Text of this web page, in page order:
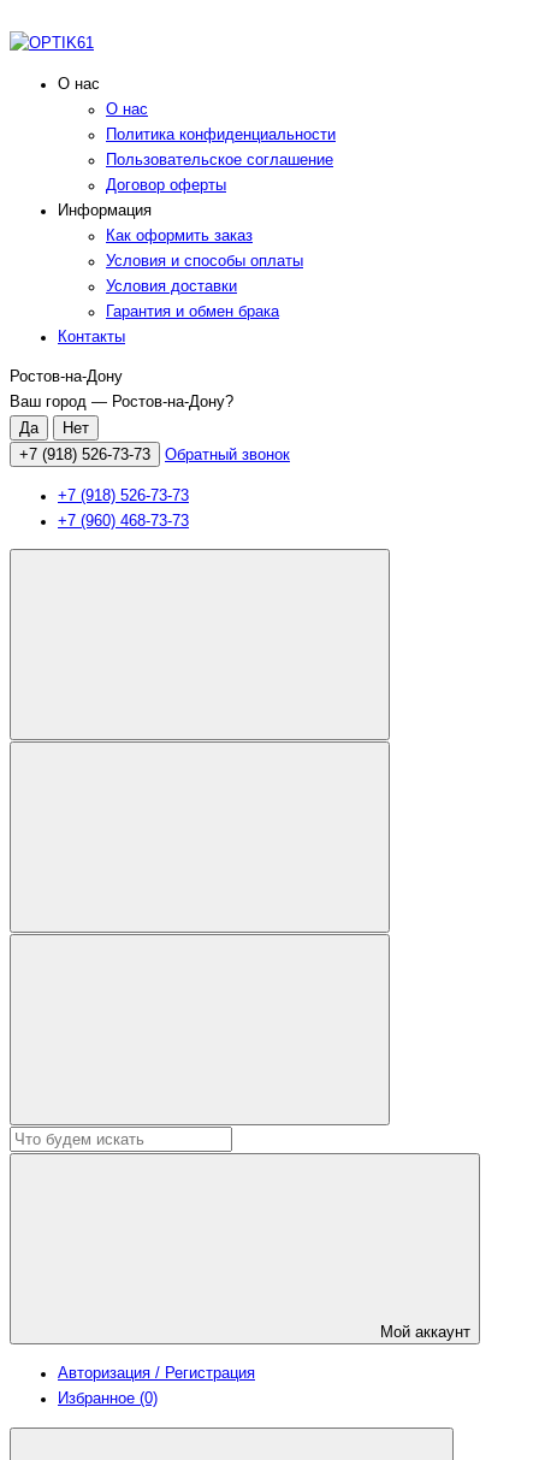
О нас
О нас
Политика конфиденциальности
Пользовательское соглашение
Договор оферты
Информация
Как оформить заказ
Условия и способы оплаты
Условия доставки
Гарантия и обмен брака
Контакты
Ростов-на-Дону
Ваш город — Ростов-на-Дону?
+7 (918) 526-73-73 Обратный звонок
+7 (918) 526-73-73
+7 (960) 468-73-73
Мой аккаунт
Авторизация / Регистрация
Избранное (0)